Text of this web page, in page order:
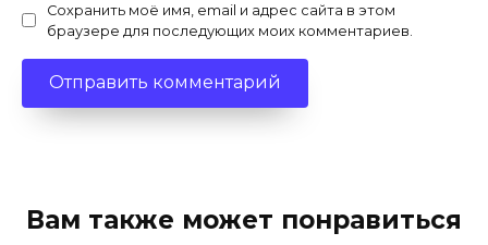
Сохранить моё имя, email и адрес сайта в этом
браузере для последующих моих комментариев.
Вам также может понравиться